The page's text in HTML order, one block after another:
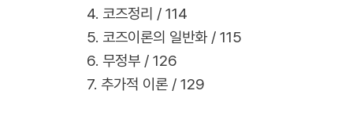
4. 코즈정리 / 114
5. 코즈이론의 일반화 / 115
6. 무정부 / 126
7. 추가적 이론 / 129